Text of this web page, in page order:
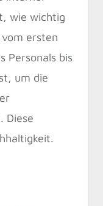
wie wichtig
ersten
Personals bis
um die
Diese